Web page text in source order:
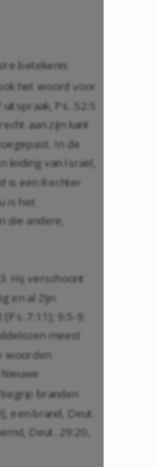
betekenis
het woord voor
Ps. 52:5
aan zijn kant
In de
leiding van Israël,
is een Rechter
is het
die andere,
. Hij verschoont
en al Zijn
[Ps. 7:11 ]; 9:5-9
meest
woorden
branden
], een brand, Deut.
Deut. 29:20